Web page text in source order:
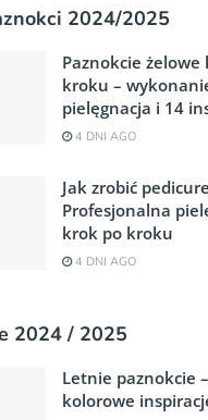
2024/2025
Paznokcie żelowe
kroku –
pielęgnacja i 14
4 DNI AGO
Jak zrobić
Profesjonalna
krok po kroku
4 DNI AGO
2024 / 2025
Letnie paznokcie
kolorowe